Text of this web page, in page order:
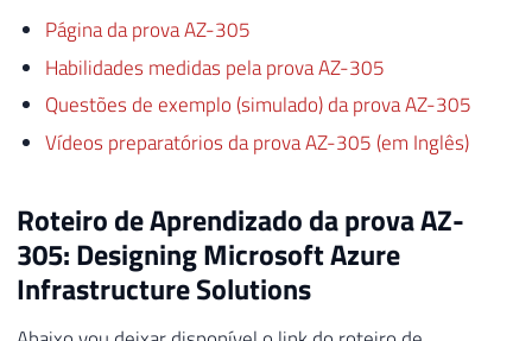
Página da prova AZ-305
Habilidades medidas pela prova AZ-305
Questões de exemplo (simulado) da prova AZ-305
Vídeos preparatórios da prova AZ-305 (em Inglês)
Roteiro de Aprendizado da prova AZ-
305: Designing Microsoft Azure
Infrastructure Solutions